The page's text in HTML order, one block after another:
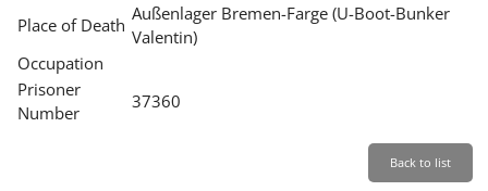
Leichte Sprache Back
Deutsch
Place of Death
Außenlager Bremen-Farge (U-Boot-Bunker
Valentin)
Occupation
Prisoner
Number
37360
Back to list